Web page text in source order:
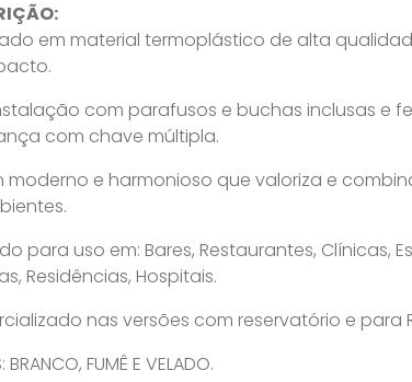
em material termoplástico de alta
com parafusos e buchas inclusas e
com chave múltipla.
moderno e harmonioso que valoriza e
para uso em: Bares, Restaurantes, Clínicas,
Residências, Hospitais.
nas versões com reservatório e para
BRANCO, FUMÊ E VELADO.